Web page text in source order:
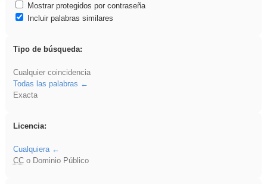
Mostrar protegidos por contraseña
Incluir palabras similares
Tipo de búsqueda:
Cualquier coincidencia
Todas las palabras
Exacta
Licencia:
Cualquiera
CCo Dominio Público